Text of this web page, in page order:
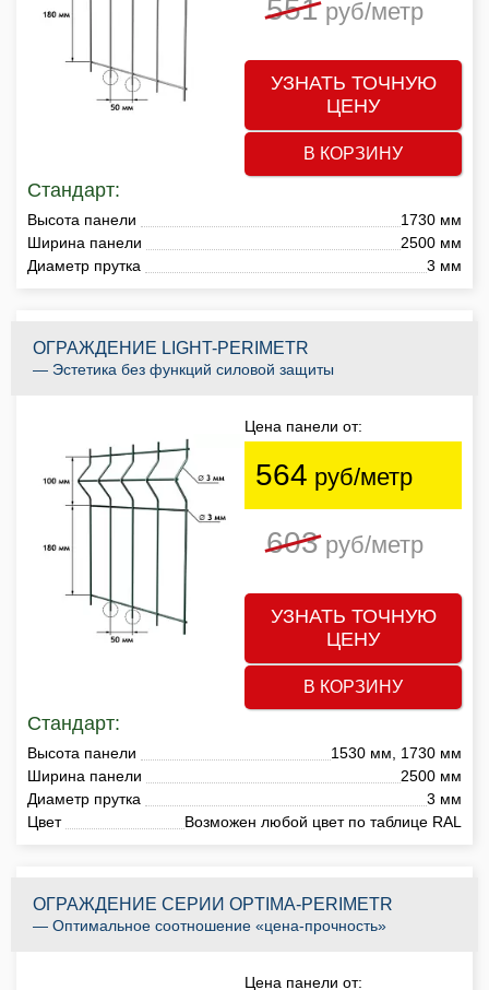
551руб/метр
УЗНАТЬ ТОЧНУЮ
ЦЕНУ
В КОРЗИНУ
Стандарт:
Высота панели
1730 мм
Ширина панели
2500 мм
Диаметр прутка
3 мм
ОГРАЖДЕНИЕ LIGHT-PERIMETR
— Эстетика без функций силовой защиты
Цена панели от:
564 руб/метр
603руб/метр
УЗНАТЬ ТОЧНУЮ
ЦЕНУ
В КОРЗИНУ
Стандарт:
Высота панели
1530 мм, 1730 мм
Ширина панели
2500 мм
Диаметр прутка
3 мм
Цвет
Возможен любой цвет по таблице RAL
ОГРАЖДЕНИЕ СЕРИИ OPTIMA-PERIMETR
— Оптимальное соотношение «цена-прочность»
Цена панели от: